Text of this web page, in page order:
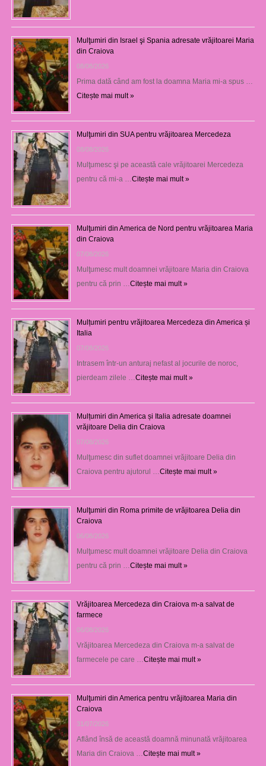
Mulţumiri din Israel şi Spania adresate vrăjitoarei Maria
din Craiova
08/08/2026
Prima dată când am fost la doamna Maria mi-a spus …
Citește mai mult »
Mulţumiri din SUA pentru vrăjitoarea Mercedeza
08/08/2026
Mulţumesc şi pe această cale vrăjitoarei Mercedeza
pentru că mi-a … Citește mai mult »
Mulţumiri din America de Nord pentru vrăjitoarea Maria
din Craiova
07/08/2026
Mulţumesc mult doamnei vrăjitoare Maria din Craiova
pentru că prin … Citește mai mult »
Mulțumiri pentru vrăjitoarea Mercedeza din America și
Italia
07/08/2026
Intrasem într-un anturaj nefast al jocurile de noroc,
pierdeam zilele … Citește mai mult »
Mulțumiri din America și Italia adresate doamnei
vrăjitoare Delia din Craiova
07/08/2026
Mulţumesc din suflet doamnei vrăjitoare Delia din
Craiova pentru ajutorul … Citește mai mult »
Mulţumiri din Roma primite de vrăjitoarea Delia din
Craiova
06/08/2026
Mulţumesc mult doamnei vrăjitoare Delia din Craiova
pentru că prin … Citește mai mult »
Vrăjitoarea Mercedeza din Craiova m-a salvat de
farmece
06/08/2026
Vrăjitoarea Mercedeza din Craiova m-a salvat de
farmecele pe care … Citește mai mult »
Mulţumiri din America pentru vrăjitoarea Maria din
Craiova
31/07/2026
Aflând însă de această doamnă minunată vrăjitoarea
Maria din Craiova … Citește mai mult »